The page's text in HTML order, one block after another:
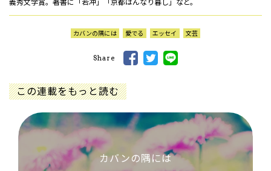
カバンの隅には 愛でる エッセイ 文芸
Share
この連載をもっと読む
カバンの隅には